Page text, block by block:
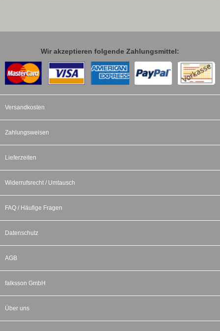
Wir akzeptieren folgende Zahlungsmittel:
Versandkosten
Zahlungsweisen
Lieferzeiten
Widerrufsrecht / Umtausch
FAQ / Häufige Fragen
Datenschutz
AGB
falksson GmbH
Über uns